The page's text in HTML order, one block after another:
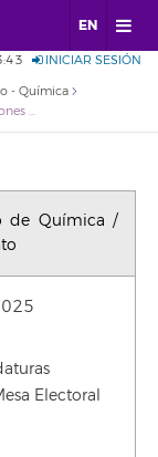
EN
INICIAR SESIÓN
- Química
Comisión Electoral del Departamento de Química / Elecciones a dirección del departamento
de Química /
Electoral